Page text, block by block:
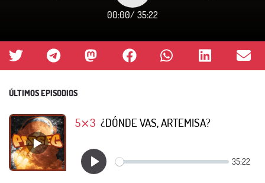
00:00/ 35:22
ÚLTIMOS EPISODIOS
5⨯3 ¿DÓNDE VAS, ARTEMISA?